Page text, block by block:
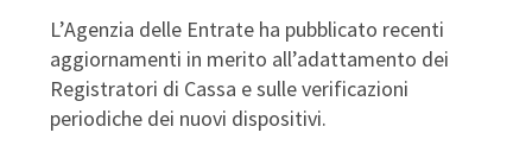
L’Agenzia delle Entrate ha pubblicato recenti
aggiornamenti in merito all’adattamento dei
Registratori di Cassa e sulle verificazioni
periodiche dei nuovi dispositivi.